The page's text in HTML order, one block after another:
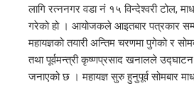
लागि रत्ननगर वडा नं १५ विन्देश्वरी टोल,
गरेको हो । आयोजकले आइतबार पत्रकार
महायज्ञको तयारी अन्तिम चरणमा पुगेको र
तथा पूर्वमन्त्री कृष्णप्रसाद खनालले उद्घाटन
जनाएको छ । महायज्ञ सुरु हुनुपूर्व सोमबार